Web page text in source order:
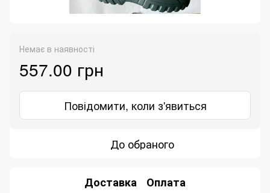
Немає в наявності
557.00 грн
Повідомити, коли з'явиться
До обраного
Доставка Оплата